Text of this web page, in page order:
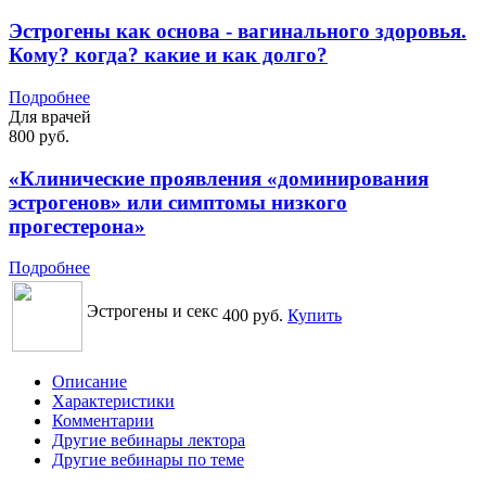
Эстрогены как основа - вагинального здоровья.
Кому? когда? какие и как долго?
Подробнее
Для врачей
800 руб.
«Клинические проявления «доминирования
эстрогенов» или симптомы низкого
прогестерона»
Подробнее
Эстрогены и секс 400 руб. Купить
Описание
Характеристики
Комментарии
Другие вебинары лектора
Другие вебинары по теме